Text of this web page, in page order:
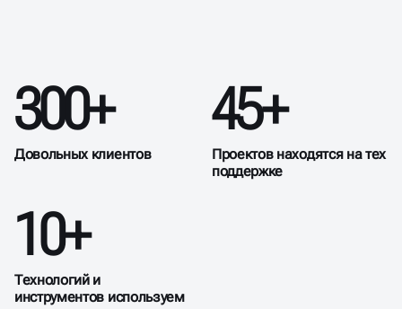
УСЛУГИ ПО ТЕХПОДДЕРЖКЕ
САЙТА В СОЧИ
300+
Довольных клиентов
45+
Проектов находятся на тех
поддержке
10+
Технологий и
инструментов используем